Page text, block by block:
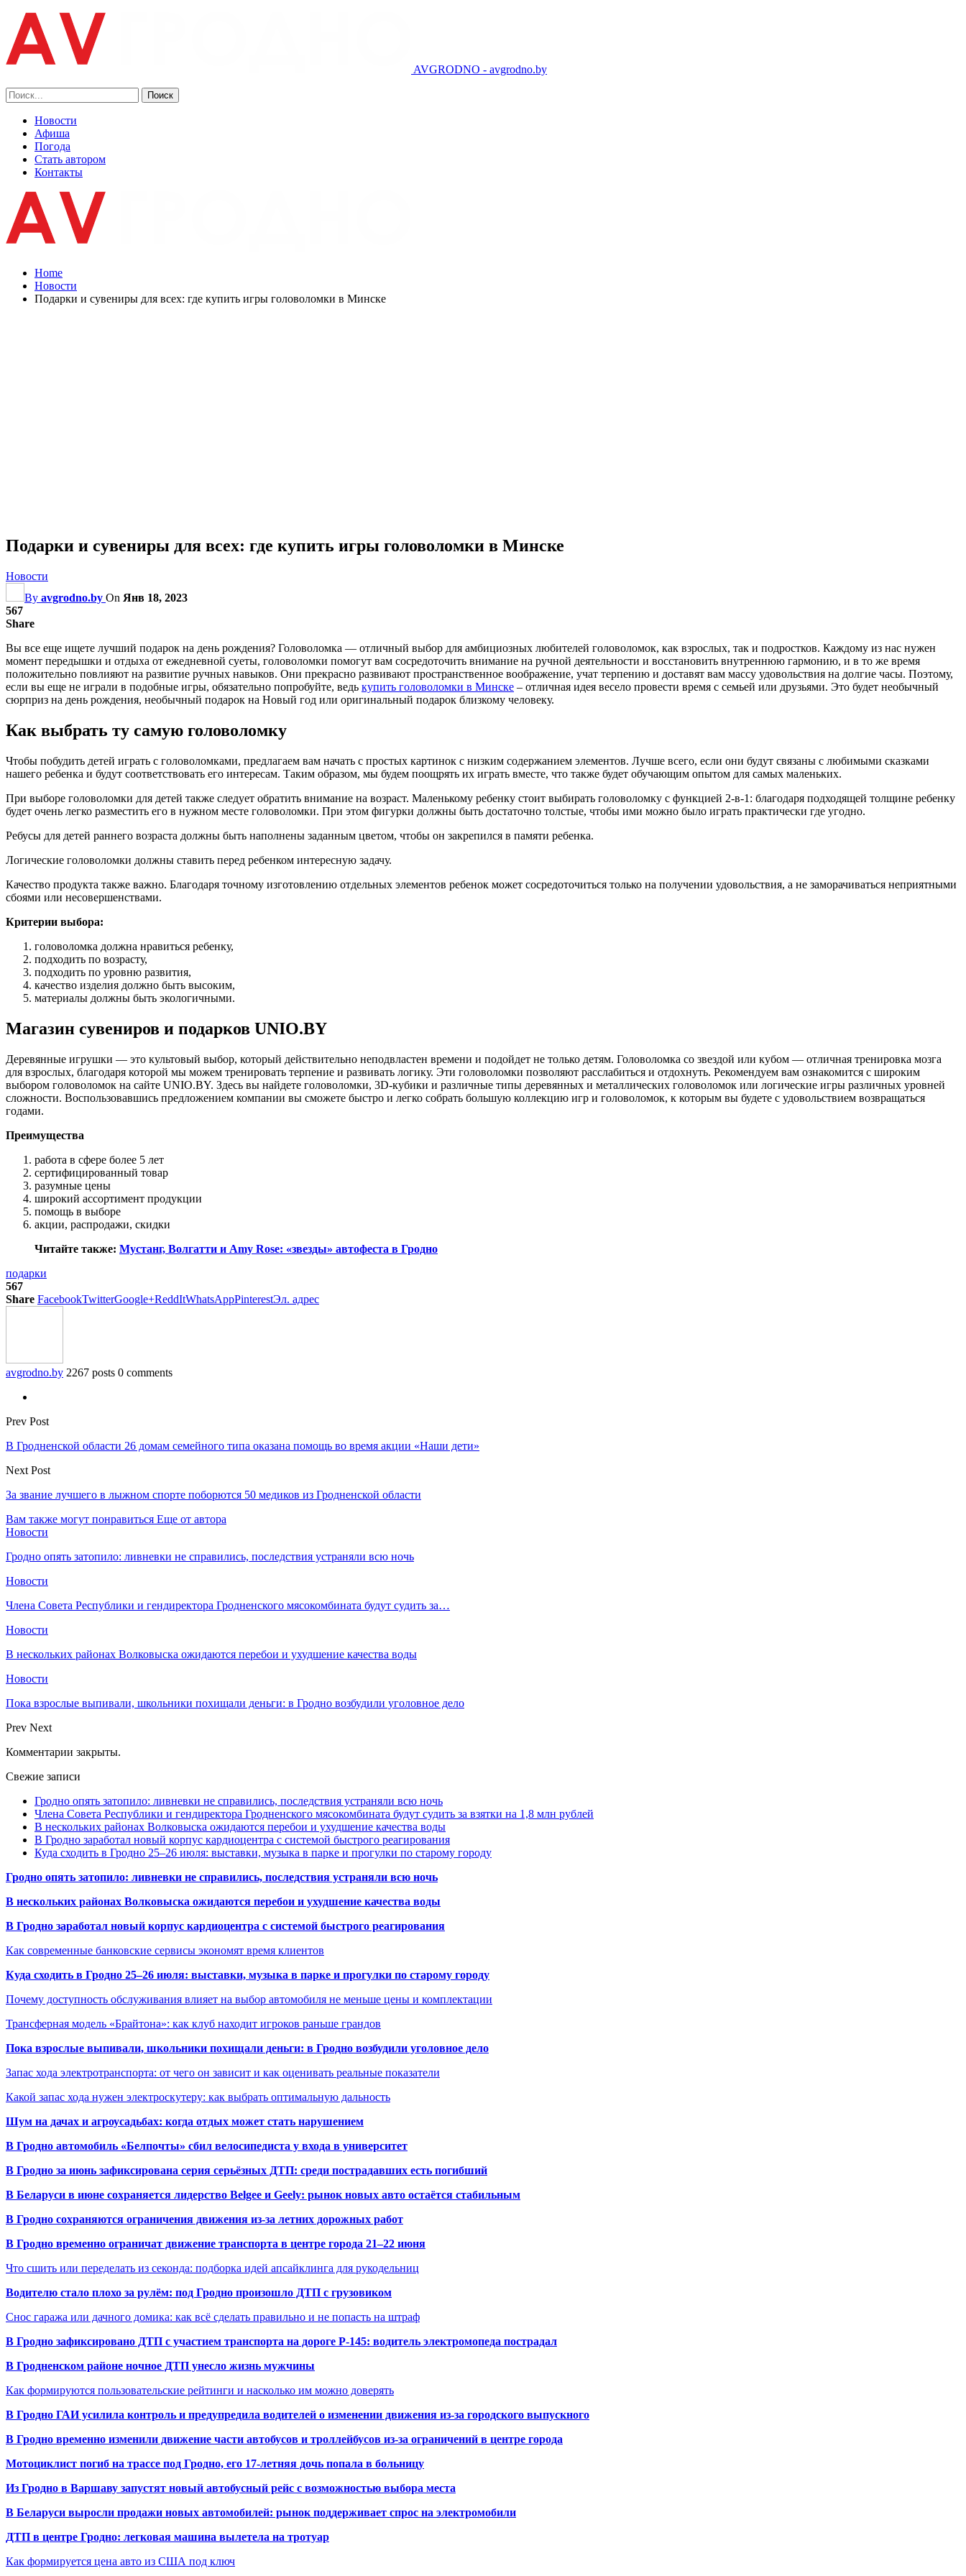
AVGRODNO - avgrodno.by
Новости
Афиша
Погода
Стать автором
Контакты
Home
Новости
Подарки и сувениры для всех: где купить игры головоломки в Минске
Подарки и сувениры для всех: где купить игры головоломки в Минске
Новости
By avgrodno.by On Янв 18, 2023
567
Share
Вы все еще ищете лучший подарок на день рождения? Головоломка — отличный выбор для амбициозных любителей головоломок, как взрослых, так и подростков. Каждому из нас нужен
момент передышки и отдыха от ежедневной суеты, головоломки помогут вам сосредоточить внимание на ручной деятельности и восстановить внутреннюю гармонию, и в то же время
положительно повлияют на развитие ручных навыков. Они прекрасно развивают пространственное воображение, учат терпению и доставят вам массу удовольствия на долгие часы. Поэтому,
если вы еще не играли в подобные игры, обязательно попробуйте, ведь купить головоломки в Минске – отличная идея весело провести время с семьей или друзьями. Это будет необычный
сюрприз на день рождения, необычный подарок на Новый год или оригинальный подарок близкому человеку.
Как выбрать ту самую головоломку
Чтобы побудить детей играть с головоломками, предлагаем вам начать с простых картинок с низким содержанием элементов. Лучше всего, если они будут связаны с любимыми сказками
нашего ребенка и будут соответствовать его интересам. Таким образом, мы будем поощрять их играть вместе, что также будет обучающим опытом для самых маленьких.
При выборе головоломки для детей также следует обратить внимание на возраст. Маленькому ребенку стоит выбирать головоломку с функцией 2-в-1: благодаря подходящей толщине ребенку
будет очень легко разместить его в нужном месте головоломки. При этом фигурки должны быть достаточно толстые, чтобы ими можно было играть практически где угодно.
Ребусы для детей раннего возраста должны быть наполнены заданным цветом, чтобы он закрепился в памяти ребенка.
Логические головоломки должны ставить перед ребенком интересную задачу.
Качество продукта также важно. Благодаря точному изготовлению отдельных элементов ребенок может сосредоточиться только на получении удовольствия, а не заморачиваться неприятными
сбоями или несовершенствами.
Критерии выбора:
головоломка должна нравиться ребенку,
подходить по возрасту,
подходить по уровню развития,
качество изделия должно быть высоким,
материалы должны быть экологичными.
Магазин сувениров и подарков UNIO.BY
Деревянные игрушки — это культовый выбор, который действительно неподвластен времени и подойдет не только детям. Головоломка со звездой или кубом — отличная тренировка мозга
для взрослых, благодаря которой мы можем тренировать терпение и развивать логику. Эти головоломки позволяют расслабиться и отдохнуть. Рекомендуем вам ознакомится с широким
выбором головоломок на сайте UNIO.BY. Здесь вы найдете головоломки, 3D-кубики и различные типы деревянных и металлических головоломок или логические игры различных уровней
сложности. Воспользовавшись предложением компании вы сможете быстро и легко собрать большую коллекцию игр и головоломок, к которым вы будете с удовольствием возвращаться
годами.
Преимущества
работа в сфере более 5 лет
сертифицированный товар
разумные цены
широкий ассортимент продукции
помощь в выборе
акции, распродажи, скидки
Читайте также: Мустанг, Волгатти и Amy Rose: «звезды» автофеста в Гродно
подарки
567
Share FacebookTwitterGoogle+ReddItWhatsAppPinterestЭл. адрес
avgrodno.by 2267 posts 0 comments
Prev Post
В Гродненской области 26 домам семейного типа оказана помощь во время акции «Наши дети»
Next Post
За звание лучшего в лыжном спорте поборются 50 медиков из Гродненской области
Вам также могут понравиться Еще от автора
Новости
Гродно опять затопило: ливневки не справились, последствия устраняли всю ночь
Новости
Члена Совета Республики и гендиректора Гродненского мясокомбината будут судить за…
Новости
В нескольких районах Волковыска ожидаются перебои и ухудшение качества воды
Новости
Пока взрослые выпивали, школьники похищали деньги: в Гродно возбудили уголовное дело
Prev Next
Комментарии закрыты.
Свежие записи
Гродно опять затопило: ливневки не справились, последствия устраняли всю ночь
Члена Совета Республики и гендиректора Гродненского мясокомбината будут судить за взятки на 1,8 млн рублей
В нескольких районах Волковыска ожидаются перебои и ухудшение качества воды
В Гродно заработал новый корпус кардиоцентра с системой быстрого реагирования
Куда сходить в Гродно 25–26 июля: выставки, музыка в парке и прогулки по старому городу
Гродно опять затопило: ливневки не справились, последствия устраняли всю ночь
В нескольких районах Волковыска ожидаются перебои и ухудшение качества воды
В Гродно заработал новый корпус кардиоцентра с системой быстрого реагирования
Как современные банковские сервисы экономят время клиентов
Куда сходить в Гродно 25–26 июля: выставки, музыка в парке и прогулки по старому городу
Почему доступность обслуживания влияет на выбор автомобиля не меньше цены и комплектации
Трансферная модель «Брайтона»: как клуб находит игроков раньше грандов
Пока взрослые выпивали, школьники похищали деньги: в Гродно возбудили уголовное дело
Запас хода электротранспорта: от чего он зависит и как оценивать реальные показатели
Какой запас хода нужен электроскутеру: как выбрать оптимальную дальность
Шум на дачах и агроусадьбах: когда отдых может стать нарушением
В Гродно автомобиль «Белпочты» сбил велосипедиста у входа в университет
В Гродно за июнь зафиксирована серия серьёзных ДТП: среди пострадавших есть погибший
В Беларуси в июне сохраняется лидерство Belgee и Geely: рынок новых авто остаётся стабильным
В Гродно сохраняются ограничения движения из-за летних дорожных работ
В Гродно временно ограничат движение транспорта в центре города 21–22 июня
Что сшить или переделать из секонда: подборка идей апсайклинга для рукодельниц
Водителю стало плохо за рулём: под Гродно произошло ДТП с грузовиком
Снос гаража или дачного домика: как всё сделать правильно и не попасть на штраф
В Гродно зафиксировано ДТП с участием транспорта на дороге Р-145: водитель электромопеда пострадал
В Гродненском районе ночное ДТП унесло жизнь мужчины
Как формируются пользовательские рейтинги и насколько им можно доверять
В Гродно ГАИ усилила контроль и предупредила водителей о изменении движения из-за городского выпускного
В Гродно временно изменили движение части автобусов и троллейбусов из-за ограничений в центре города
Мотоциклист погиб на трассе под Гродно, его 17-летняя дочь попала в больницу
Из Гродно в Варшаву запустят новый автобусный рейс с возможностью выбора места
В Беларуси выросли продажи новых автомобилей: рынок поддерживает спрос на электромобили
ДТП в центре Гродно: легковая машина вылетела на тротуар
Как формируется цена авто из США под ключ